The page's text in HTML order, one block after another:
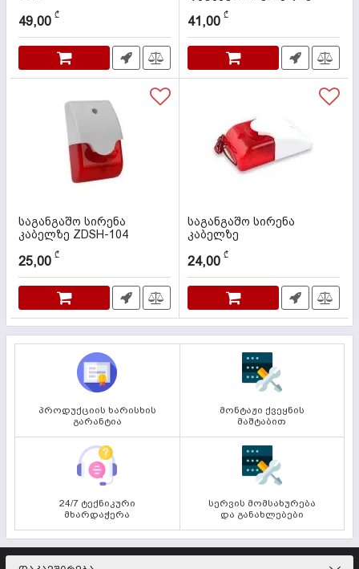
000067
49,00 ₾
კოდი: 000058
41,00 ₾
საგანგაშო სირენა
კაბელზე ZDSH-104
000066
25,00 ₾
საგანგაშო სირენა
კაბელზე
000505
24,00 ₾
პროდუქციის ხარისხის
გარანტია
მონტაჟი ქვეყნის
მაშტაბით
24/7 ტექნიკური
მხარდაჭერა
სერვის მომსახურება
და განახლებები